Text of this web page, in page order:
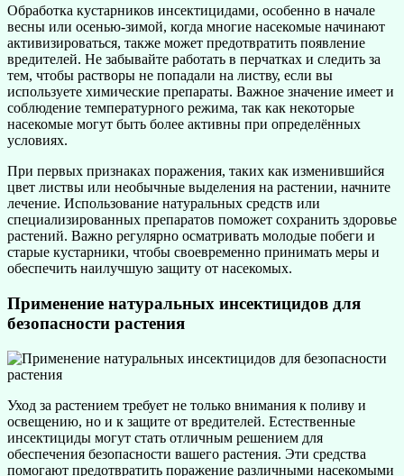
Обработка кустарников инсектицидами, особенно в начале
весны или осенью-зимой, когда многие насекомые начинают
активизироваться, также может предотвратить появление
вредителей. Не забывайте работать в перчатках и следить за
тем, чтобы растворы не попадали на листву, если вы
используете химические препараты. Важное значение имеет и
соблюдение температурного режима, так как некоторые
насекомые могут быть более активны при определённых
условиях.
При первых признаках поражения, таких как изменившийся
цвет листвы или необычные выделения на растении, начните
лечение. Использование натуральных средств или
специализированных препаратов поможет сохранить здоровье
растений. Важно регулярно осматривать молодые побеги и
старые кустарники, чтобы своевременно принимать меры и
обеспечить наилучшую защиту от насекомых.
Применение натуральных инсектицидов для
безопасности растения
Уход за растением требует не только внимания к поливу и
освещению, но и к защите от вредителей. Естественные
инсектициды могут стать отличным решением для
обеспечения безопасности вашего растения. Эти средства
помогают предотвратить поражение различными насекомыми